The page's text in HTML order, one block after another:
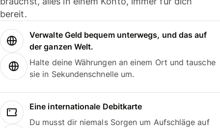
bereit.
Verwalte Geld bequem unterwegs, und das auf
der ganzen Welt.
Halte deine Währungen an einem Ort und tausche
sie in Sekundenschnelle um.
Eine internationale Debitkarte
Du musst dir niemals Sorgen um Aufschläge auf